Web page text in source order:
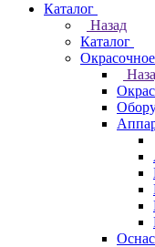
Каталог
Назад
Каталог